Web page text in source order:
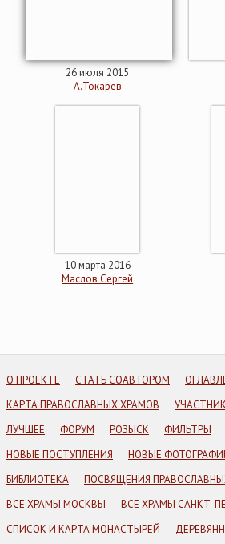
26 июля 2015
А.Токарев
10 марта 2016
Маслов Сергей
О ПРОЕКТЕ СТАТЬ СОАВТОРОМ
КАРТА ПРАВОСЛАВНЫХ ХРАМОВ
ЛУЧШЕЕ
ФОРУМ РОЗЫСК ФИЛЬТРЫ
НОВЫЕ ПОСТУПЛЕНИЯ
НОВЫЕ
БИБЛИОТЕКА
ПОСВЯЩЕНИЯ
ВСЕ ХРАМЫ МОСКВЫ
ВСЕ ХРАМЫ САНКТ-
СПИСОК И КАРТА МОНАСТЫРЕЙ